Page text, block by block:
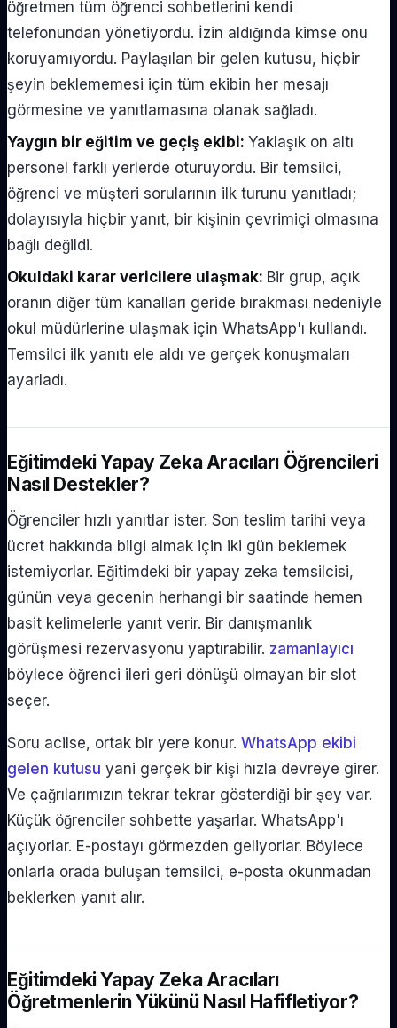
öğretmen tüm öğrenci sohbetlerini kendi
telefonundan yönetiyordu. İzin aldığında kimse onu
koruyamıyordu. Paylaşılan bir gelen kutusu, hiçbir
şeyin beklememesi için tüm ekibin her mesajı
görmesine ve yanıtlamasına olanak sağladı.
Yaygın bir eğitim ve geçiş ekibi: Yaklaşık on altı
personel farklı yerlerde oturuyordu. Bir temsilci,
öğrenci ve müşteri sorularının ilk turunu yanıtladı;
dolayısıyla hiçbir yanıt, bir kişinin çevrimiçi olmasına
bağlı değildi.
Okuldaki karar vericilere ulaşmak: Bir grup, açık
oranın diğer tüm kanalları geride bırakması nedeniyle
okul müdürlerine ulaşmak için WhatsApp'ı kullandı.
Temsilci ilk yanıtı ele aldı ve gerçek konuşmaları
ayarladı.
Eğitimdeki Yapay Zeka Aracıları Öğrencileri
Nasıl Destekler?
Öğrenciler hızlı yanıtlar ister. Son teslim tarihi veya
ücret hakkında bilgi almak için iki gün beklemek
istemiyorlar. Eğitimdeki bir yapay zeka temsilcisi,
günün veya gecenin herhangi bir saatinde hemen
basit kelimelerle yanıt verir. Bir danışmanlık
görüşmesi rezervasyonu yaptırabilir. zamanlayıcı
böylece öğrenci ileri geri dönüşü olmayan bir slot
seçer.
Soru acilse, ortak bir yere konur. WhatsApp ekibi
gelen kutusu yani gerçek bir kişi hızla devreye girer.
Ve çağrılarımızın tekrar tekrar gösterdiği bir şey var.
Küçük öğrenciler sohbette yaşarlar. WhatsApp'ı
açıyorlar. E-postayı görmezden geliyorlar. Böylece
onlarla orada buluşan temsilci, e-posta okunmadan
beklerken yanıt alır.
Eğitimdeki Yapay Zeka Aracıları
Öğretmenlerin Yükünü Nasıl Hafifletiyor?